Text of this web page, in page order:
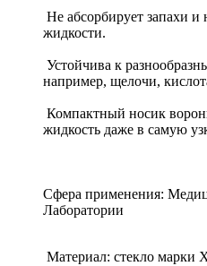
Не абсорбирует запахи и
жидкости.
Устойчива к
например, щелочи,
Компактный носик
жидкость даже в самую
Сфера применения:
Лаборатории
Материал: стекло марки